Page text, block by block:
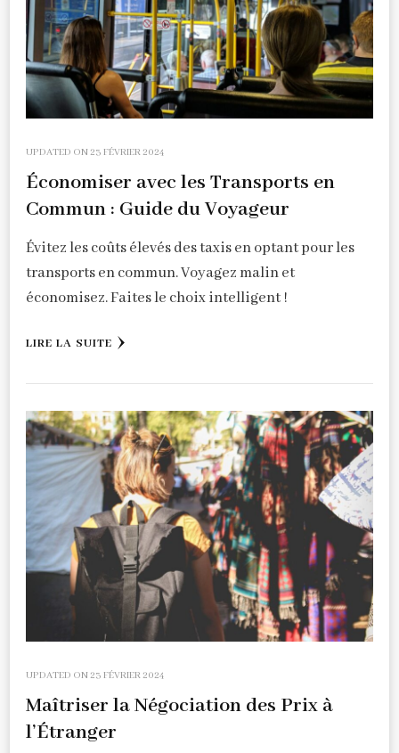
UPDATED ON23 FÉVRIER 2024
Économiser avec les Transports en
Commun : Guide du Voyageur
Évitez les coûts élevés des taxis en optant pour les
transports en commun. Voyagez malin et
économisez. Faites le choix intelligent !
LIRE LA SUITE
UPDATED ON23 FÉVRIER 2024
Maîtriser la Négociation des Prix à
l’Étranger